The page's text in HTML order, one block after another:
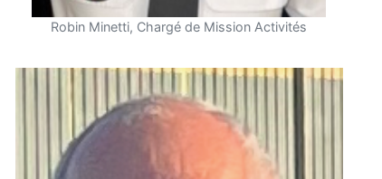
Robin Minetti, Chargé de Mission Activités